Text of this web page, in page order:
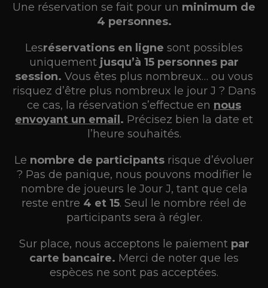
Une réservation se fait pour un minimum de
4 personnes.
Lesréservations en ligne sont possibles
uniquement jusqu’à 15 personnes par
session. Vous êtes plus nombreux… ou vous
risquez d’être plus nombreux le jour J ? Dans
ce cas, la réservation s’effectue en nous
envoyant un email . Précisez bien la date et
l’heure souhaités.
Le nombre de participants risque d’évoluer
? Pas de panique, nous pouvons modifier le
nombre de joueurs le Jour J, tant que cela
reste entre 4 et 15. Seul le nombre réel de
participants sera à régler.
Sur place, nous acceptons le paiement par
carte bancaire. Merci de noter que les
espèces ne sont pas acceptées.